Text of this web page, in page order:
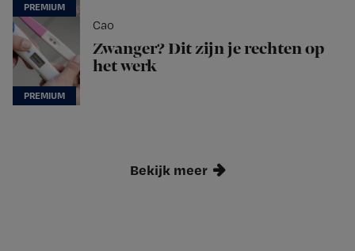
Cao
Zwanger? Dit zijn je rechten op
het werk
Bekijk meer